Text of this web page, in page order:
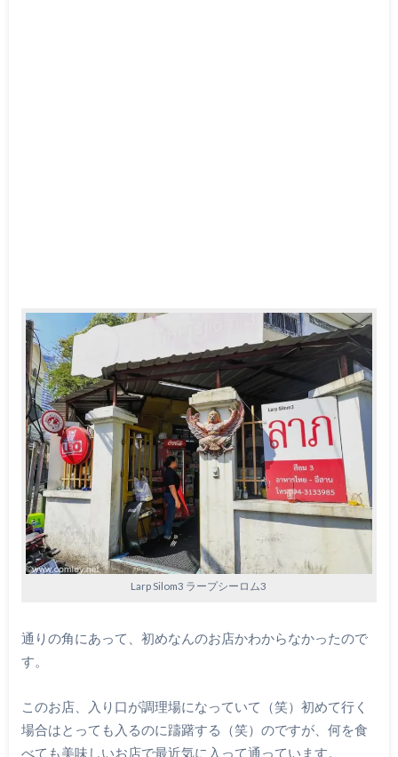
Larp Silom3 ラープシーロム3
通りの角にあって、初めなんのお店かわからなかったので
す。
このお店、入り口が調理場になっていて（笑）初めて行く
場合はとっても入るのに躊躇する（笑）のですが、何を食
べても美味しいお店で最近気に入って通っています。